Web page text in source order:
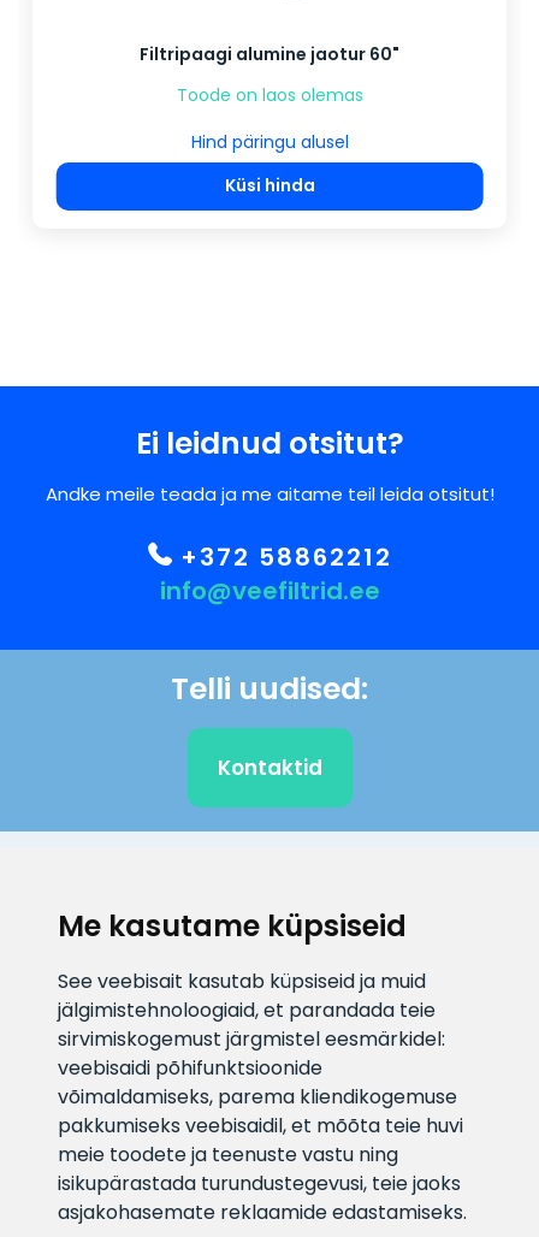
Me kasutame küpsiseid
See veebisait kasutab küpsiseid ja muid
jälgimistehnoloogiaid, et parandada teie
sirvimiskogemust järgmistel eesmärkidel:
veebisaidi põhifunktsioonide
võimaldamiseks, parema kliendikogemuse
pakkumiseks veebisaidil,et mõõta teie huvi
meie toodete ja teenuste vastu ning
isikupärastada turundustegevusi, teie jaoks
asjakohasemate reklaamide edastamiseks.
Filtripaagi alumine jaotur 60"
Toode on laos olemas
Hind päringu alusel
Küsi hinda
Ei leidnud otsitut?
Andke meile teada ja me aitame teil leida otsitut!
+372 58862212
info@veefiltrid.ee
Telli uudised:
Kontaktid
info@veefiltrid.ee
Infotelefon
+372 58862212
Vaata tööaegu
Reti tee 11, Peetri, 75312 Harju
maakond, Estonia